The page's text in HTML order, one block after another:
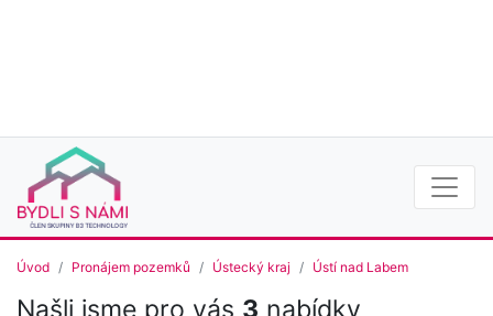
Úvod Pronájem pozemků Ústecký kraj Ústí nad Labem
Našli jsme pro vás 3 nabídky